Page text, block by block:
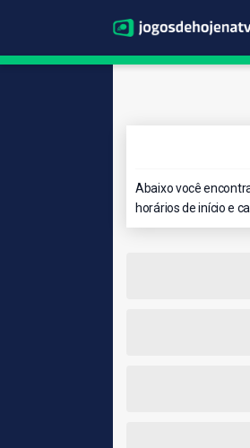
Abaixo você
horários de início e